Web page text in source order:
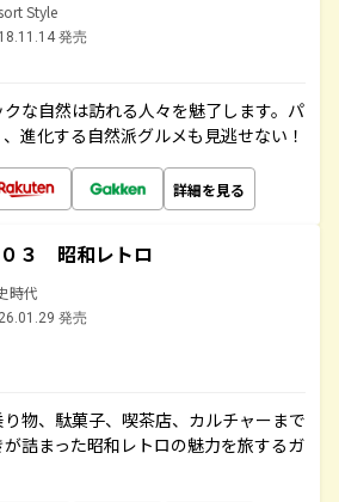
Style
発売
な自然は訪れる人々を魅了します。パ
進化する自然派グルメも見逃せない！
詳細を見る
３ 昭和レトロ
時代
発売
物、駄菓子、喫茶店、カルチャーまで
詰まった昭和レトロの魅力を旅するガ